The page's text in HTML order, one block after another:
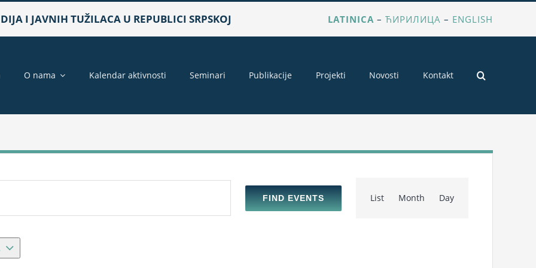
I JAVNIH TUŽILACA U REPUBLICI SRPSKOJ LATINICA –ЋИРИЛИЦА – ENGLISH
O nama Kalendar aktivnosti Seminari Publikacije Projekti Novosti Kontakt
FIND EVENTS
Views
List Month Day